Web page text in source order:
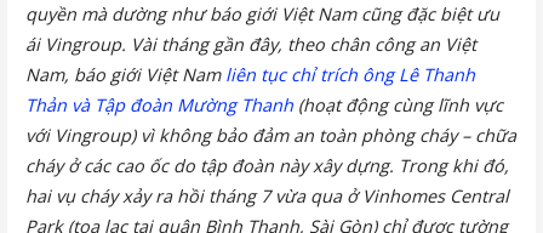
quyền mà dường như báo giới Việt Nam cũng đặc biệt ưu
ái Vingroup. Vài tháng gần đây, theo chân công an Việt
Nam, báo giới Việt Nam liên tục chỉ trích ông Lê Thanh
Thản và Tập đoàn Mường Thanh(hoạt động cùng lĩnh vực
với Vingroup) vì không bảo đảm an toàn phòng cháy – chữa
cháy ở các cao ốc do tập đoàn này xây dựng. Trong khi đó,
hai vụ cháy xảy ra hồi tháng 7 vừa qua ở Vinhomes Central
Park (tọa lạc tại quận Bình Thạnh, Sài Gòn) chỉ được tường